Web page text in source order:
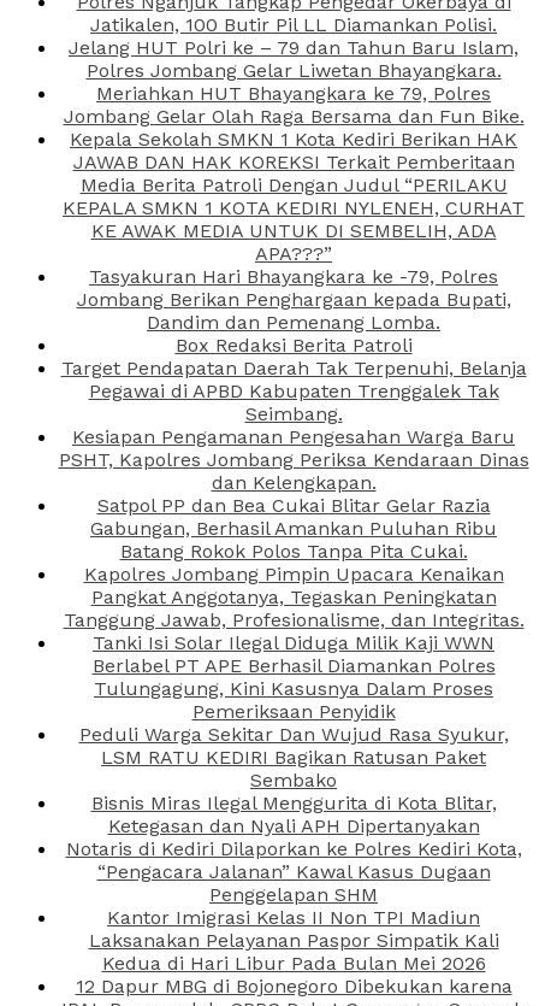
Jatikalen, 100 Butir Pil LL Diamankan Polisi.
Jelang HUT Polri ke – 79 dan Tahun Baru Islam,
Polres Jombang Gelar Liwetan Bhayangkara.
Meriahkan HUT Bhayangkara ke 79, Polres
Jombang Gelar Olah Raga Bersama dan Fun Bike.
Kepala Sekolah SMKN 1 Kota Kediri Berikan HAK
JAWAB DAN HAK KOREKSI Terkait Pemberitaan
Media Berita Patroli Dengan Judul “PERILAKU
KEPALA SMKN 1 KOTA KEDIRI NYLENEH, CURHAT
KE AWAK MEDIA UNTUK DI SEMBELIH, ADA
APA???”
Tasyakuran Hari Bhayangkara ke -79, Polres
Jombang Berikan Penghargaan kepada Bupati,
Dandim dan Pemenang Lomba.
Box Redaksi Berita Patroli
Target Pendapatan Daerah Tak Terpenuhi, Belanja
Pegawai di APBD Kabupaten Trenggalek Tak
Seimbang.
Kesiapan Pengamanan Pengesahan Warga Baru
PSHT, Kapolres Jombang Periksa Kendaraan Dinas
dan Kelengkapan.
Satpol PP dan Bea Cukai Blitar Gelar Razia
Gabungan, Berhasil Amankan Puluhan Ribu
Batang Rokok Polos Tanpa Pita Cukai.
Kapolres Jombang Pimpin Upacara Kenaikan
Pangkat Anggotanya, Tegaskan Peningkatan
Tanggung Jawab, Profesionalisme, dan Integritas.
Tanki Isi Solar Ilegal Diduga Milik Kaji WWN
Berlabel PT APE Berhasil Diamankan Polres
Tulungagung, Kini Kasusnya Dalam Proses
Pemeriksaan Penyidik
Peduli Warga Sekitar Dan Wujud Rasa Syukur,
LSM RATU KEDIRI Bagikan Ratusan Paket
Sembako
Bisnis Miras Ilegal Menggurita di Kota Blitar,
Ketegasan dan Nyali APH Dipertanyakan
Notaris di Kediri Dilaporkan ke Polres Kediri Kota,
“Pengacara Jalanan” Kawal Kasus Dugaan
Penggelapan SHM
Kantor Imigrasi Kelas II Non TPI Madiun
Laksanakan Pelayanan Paspor Simpatik Kali
Kedua di Hari Libur Pada Bulan Mei 2026
12 Dapur MBG di Bojonegoro Dibekukan karena